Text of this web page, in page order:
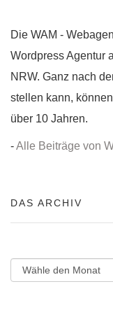
Die WAM -
Wordpress Agentur
NRW. Ganz nach
stellen kann,
über 10 Jahren.
-Alle Beiträge von
DAS ARCHIV